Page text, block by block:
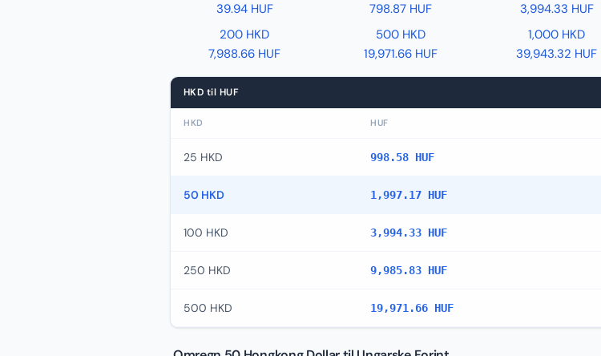
39.94 HUF
798.87 HUF
3,994.33 HUF
200 HKD
7,988.66 HUF
500 HKD
19,971.66 HUF
1,000 HKD
39,943.32 HUF
HKD til HUF
HKD HUF
25 HKD 998.58 HUF
50 HKD 1,997.17 HUF
100 HKD 3,994.33 HUF
250 HKD 9,985.83 HUF
500 HKD 19,971.66 HUF